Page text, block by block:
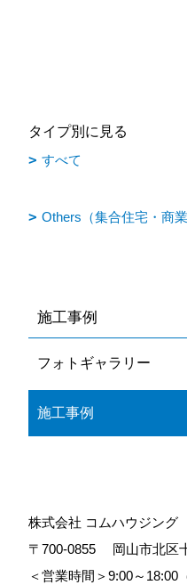
タイプ別に見る
すべて
Others（集合住宅・商業
施工事例
フォトギャラリー
施工事例
株式会社 コムハウジング
〒700-0855
岡山市北区
＜営業時間＞9:00～